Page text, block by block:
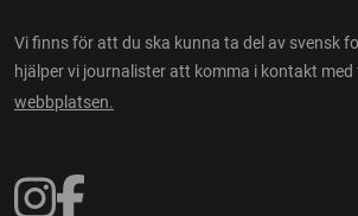
Vi finns för att du ska kunna ta del av svensk
hjälper vi journalister att komma i kontakt med
webbplatsen.